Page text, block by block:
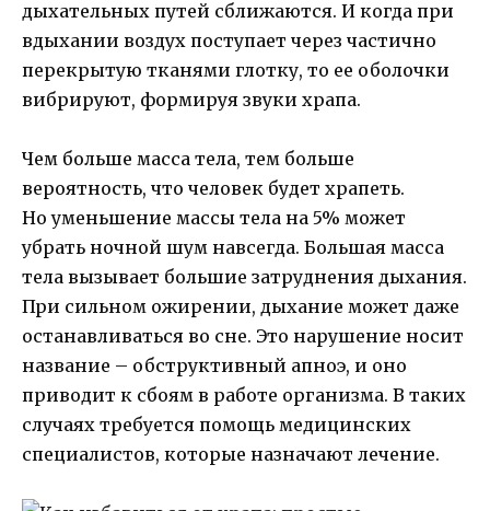
дыхательных путей сближаются. И когда при
вдыхании воздух поступает через частично
перекрытую тканями глотку, то ее оболочки
вибрируют, формируя звуки храпа.
Чем больше масса тела, тем больше
вероятность, что человек будет храпеть.
Но уменьшение массы тела на 5% может
убрать ночной шум навсегда. Большая масса
тела вызывает большие затруднения дыхания.
При сильном ожирении, дыхание может даже
останавливаться во сне. Это нарушение носит
название – обструктивный апноэ, и оно
приводит к сбоям в работе организма. В таких
случаях требуется помощь медицинских
специалистов, которые назначают лечение.